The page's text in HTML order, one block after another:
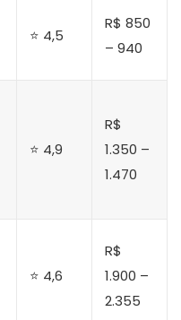
⭐ 4,5
R$ 850
– 940
⭐ 4,9
R$
1.350 –
1.470
⭐ 4,6
R$
1.900 –
2.355